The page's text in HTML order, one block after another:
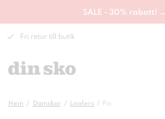
SALE - 30% rabatt! →
Fri retur till butik
Hem Damskor Loafers Pix